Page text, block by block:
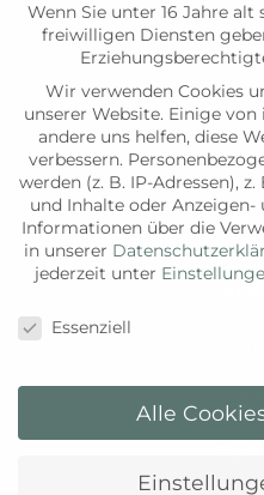
Tel:
Fax:
Mail:
Wenn Sie unter 16 Jahre
freiwilligen Diensten
Wir verwenden Cookies
unserer Website. Einige
andere uns helfen, diese
verbessern.
werden (z. B. IP-Adressen),
und Inhalte oder Anzeigen-
Informationen über die
in unserer
jederzeit unter
Datenschutzeinstellungen
Essenziell
Alle